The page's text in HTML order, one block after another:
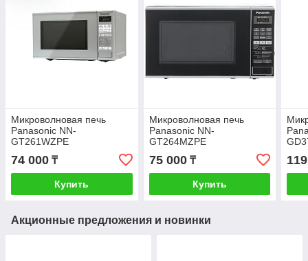
Микроволновая печь
Panasonic NN-
GT261WZPE
74 000 ₸
Купить
Микроволновая печь
Panasonic NN-
GT264MZPE
75 000₸
Купить
Акционные предложения и новинки